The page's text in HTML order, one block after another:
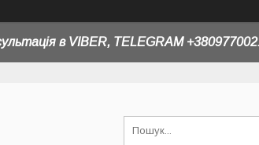
в VIBER, TELEGRAM